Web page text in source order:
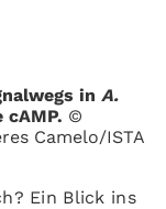
in A.
©
Camelo/ISTA
Ein Blick ins